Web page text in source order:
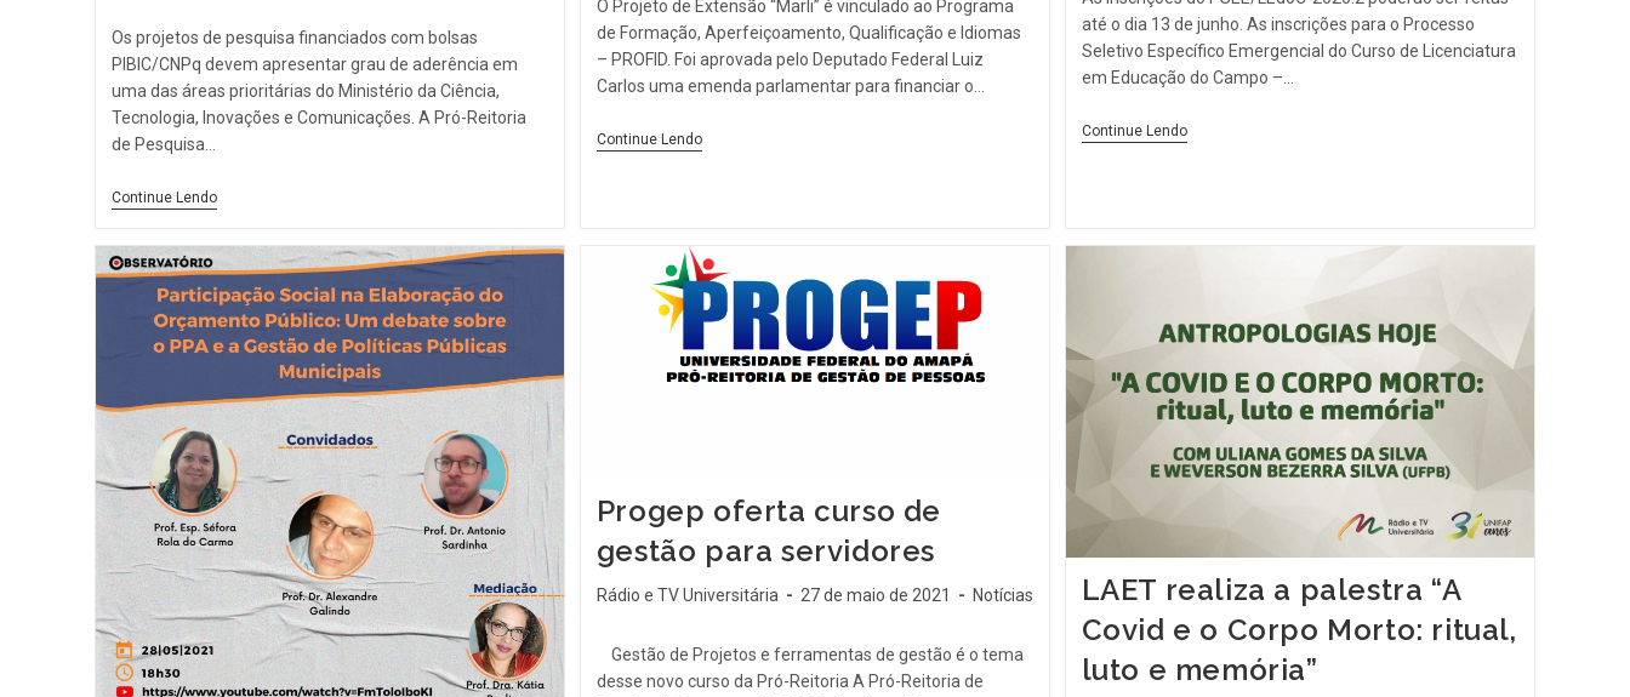
Os projetos de pesquisa financiados com bolsas
PIBIC/CNPq devem apresentar grau de aderência em
uma das áreas prioritárias do Ministério da Ciência,
Tecnologia, Inovações e Comunicações. A Pró-Reitoria
de Pesquisa…
Continue Lendo
O Projeto de Extensão “Marli” é vinculado ao Programa
de Formação, Aperfeiçoamento, Qualificação e Idiomas
– PROFID. Foi aprovada pelo Deputado Federal Luiz
Carlos uma emenda parlamentar para financiar o…
Continue Lendo
até o dia 13 de junho. As inscrições para o Processo
Seletivo Específico Emergencial do Curso de Licenciatura
em Educação do Campo –…
Continue Lendo
Progep oferta curso de
gestão para servidores
Rádio e TV Universitária 27 de maio de 2021 Notícias
Gestão de Projetos e ferramentas de gestão é o tema
desse novo curso da Pró-Reitoria A Pró-Reitoria de
LAET realiza a palestra “A
Covid e o Corpo Morto: ritual,
luto e memória”